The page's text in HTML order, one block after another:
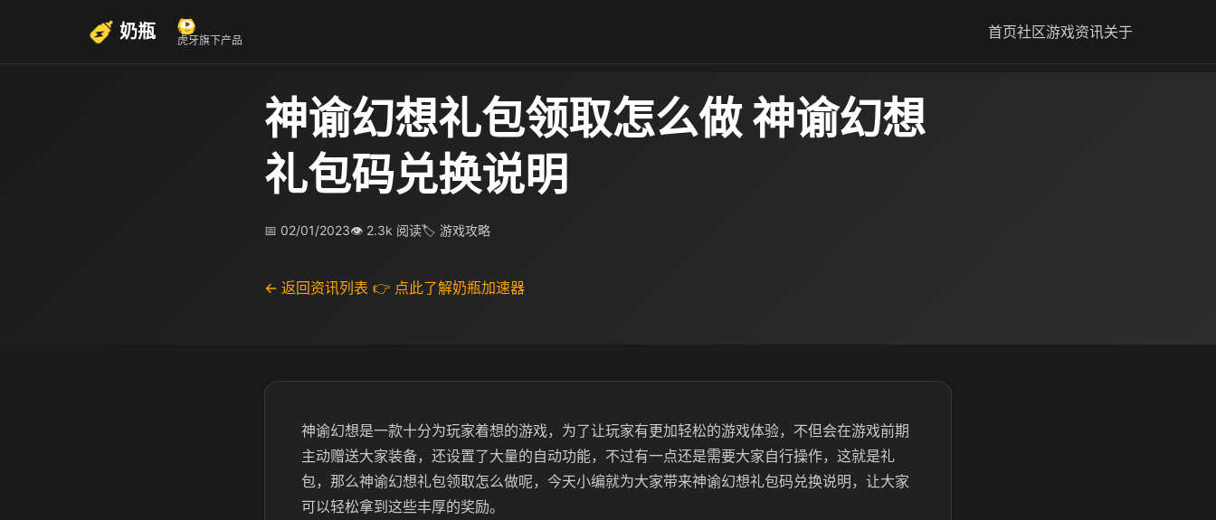
奶瓶 虎牙旗下产品 首页社区游戏资讯关于
神谕幻想礼包领取怎么做 神谕幻想
礼包码兑换说明
📅 02/01/2023👁 2.3k 阅读🏷 游戏攻略
← 返回资讯列表 👉 点此了解奶瓶加速器
神谕幻想是一款十分为玩家着想的游戏，为了让玩家有更加轻松的游戏体验，不但会在游戏前期
主动赠送大家装备，还设置了大量的自动功能，不过有一点还是需要大家自行操作，这就是礼
包，那么神谕幻想礼包领取怎么做呢，今天小编就为大家带来神谕幻想礼包码兑换说明，让大家
可以轻松拿到这些丰厚的奖励。